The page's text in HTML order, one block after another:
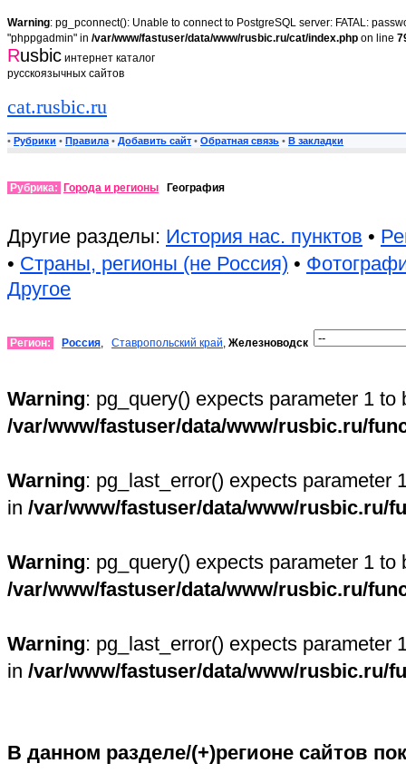
Warning: pg_pconnect(): Unable to connect to PostgreSQL server: FATAL:
"phppgadmin" in /var/www/fastuser/data/www/rusbic.ru/cat/index.php on line
Rusbic интернет каталог
русскоязычных сайтов
cat.rusbic.ru
• Рубрики • Правила • Добавить сайт • Обратная связь • В закладки
Рубрика: Города и регионы География
Другие разделы: История нас. пунктов •
• Страны, регионы (не Россия) •
Другое
Регион: Россия, Ставропольский край, Железноводск
Warning: pg_query() expects parameter 1
/var/www/fastuser/data/www/rusbic.ru/
Warning: pg_last_error() expects parameter
in /var/www/fastuser/data/www/rusbic.ru/
Warning: pg_query() expects parameter 1
/var/www/fastuser/data/www/rusbic.ru/
Warning: pg_last_error() expects parameter
in /var/www/fastuser/data/www/rusbic.ru/
В данном разделе/(+)регионе сайтов